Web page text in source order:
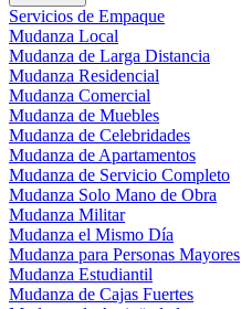
Servicios de Empaque
Mudanza Local
Mudanza de Larga Distancia
Mudanza Residencial
Mudanza Comercial
Mudanza de Muebles
Mudanza de Celebridades
Mudanza de Apartamentos
Mudanza de Servicio Completo
Mudanza Solo Mano de Obra
Mudanza Militar
Mudanza el Mismo Día
Mudanza para Personas Mayores
Mudanza Estudiantil
Mudanza de Cajas Fuertes